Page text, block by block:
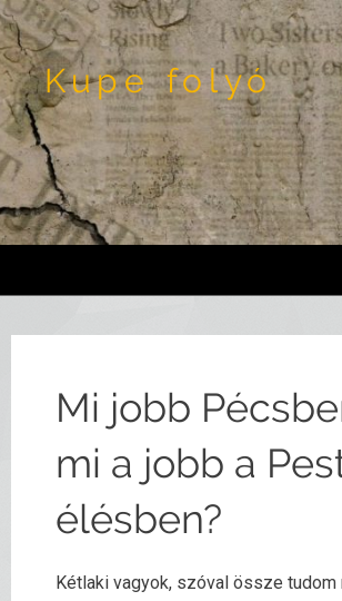
Kupe folyó
Mi jobb
mi a jobb a
élésben?
Kétlaki vagyok, szóval össze tudom